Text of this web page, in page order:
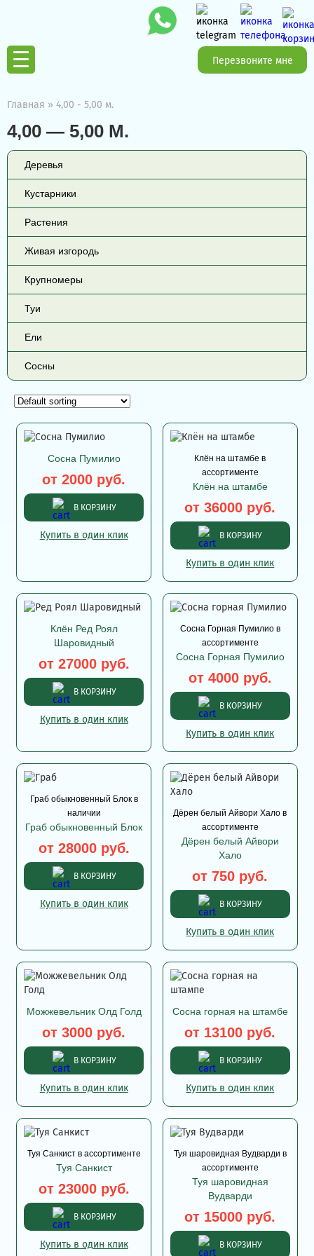
Перезвоните мне
Главная » 4,00 - 5,00 м.
4,00 — 5,00 М.
Деревья
Кустарники
Растения
Живая изгородь
Крупномеры
Туи
Ели
Сосны
Сосна Пумилио
от 2000 руб.
В КОРЗИНУ
Купить в один клик
Клён на штамбе в
ассортименте
Клён на штамбе
от 36000 руб.
В КОРЗИНУ
Купить в один клик
Клён Ред Роял
Шаровидный
от 27000 руб.
В КОРЗИНУ
Купить в один клик
Сосна Горная Пумилио в
ассортименте
Сосна Горная Пумилио
от 4000 руб.
В КОРЗИНУ
Купить в один клик
Граб обыкновенный Блок в
наличии
Граб обыкновенный Блок
от 28000 руб.
В КОРЗИНУ
Купить в один клик
Дёрен белый Айвори Хало в
ассортименте
Дёрен белый Айвори
Хало
от 750 руб.
В КОРЗИНУ
Купить в один клик
Можжевельник Олд Голд
от 3000 руб.
В КОРЗИНУ
Купить в один клик
Сосна горная на штамбе
от 13100 руб.
В КОРЗИНУ
Купить в один клик
Туя Санкист в ассортименте
Туя Санкист
от 23000 руб.
В КОРЗИНУ
Купить в один клик
Туя шаровидная Вудварди в
ассортименте
Туя шаровидная
Вудварди
от 15000 руб.
В КОРЗИНУ